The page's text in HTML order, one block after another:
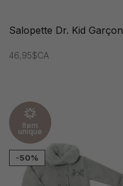
Salopette Dr. Kid Garçon
46,95$CA
Item
unique
-50%